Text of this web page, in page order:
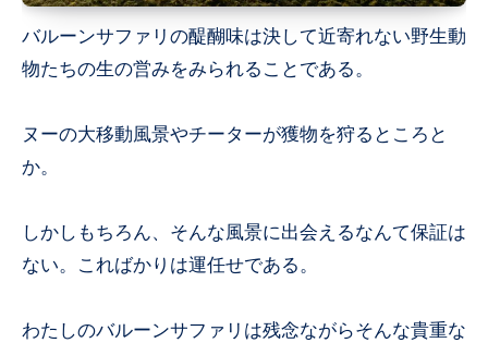
バルーンサファリの醍醐味は決して近寄れない野生動
物たちの生の営みをみられることである。
ヌーの大移動風景やチーターが獲物を狩るところと
か。
しかしもちろん、そんな風景に出会えるなんて保証は
ない。こればかりは運任せである。
わたしのバルーンサファリは残念ながらそんな貴重な